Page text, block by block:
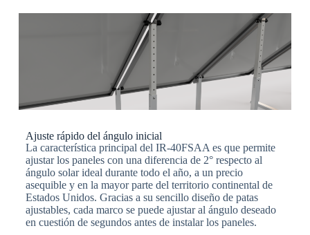
Ajuste rápido del ángulo inicial
La característica principal del IR-40FSAA es que permite
ajustar los paneles con una diferencia de 2° respecto al
ángulo solar ideal durante todo el año, a un precio
asequible y en la mayor parte del territorio continental de
Estados Unidos. Gracias a su sencillo diseño de patas
ajustables, cada marco se puede ajustar al ángulo deseado
en cuestión de segundos antes de instalar los paneles.